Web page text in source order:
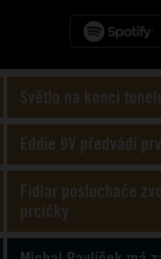
Světlo na konci
Eddie 9V předvádí
Fidlar posluchače
prcičky